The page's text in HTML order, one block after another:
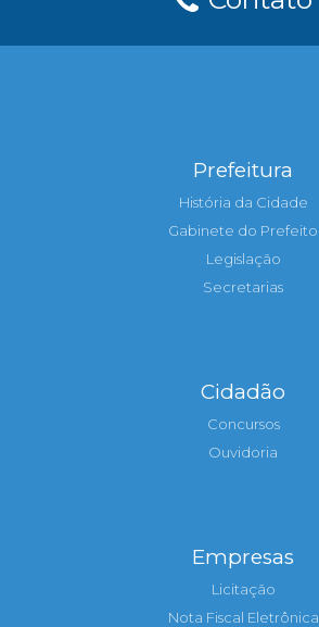
Prefeitura
História da Cidade
Gabinete do Prefeito
Legislação
Secretarias
Cidadão
Concursos
Ouvidoria
Empresas
Licitação
Nota Fiscal Eletrônica